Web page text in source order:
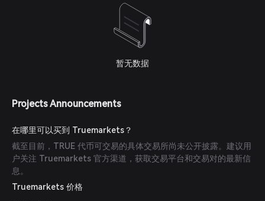
暂无数据
Projects Announcements
在哪里可以买到 Truemarkets？
截至目前，TRUE 代币可交易的具体交易所尚未公开披露。建议用
户关注 Truemarkets 官方渠道，获取交易平台和交易对的最新信
息。
Truemarkets 价格